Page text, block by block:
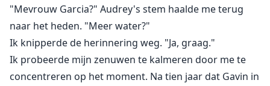
"Mevrouw Garcia?" Audrey's stem haalde me terug
naar het heden. "Meer water?"
Ik knipperde de herinnering weg. "Ja, graag."
Ik probeerde mijn zenuwen te kalmeren door me te
concentreren op het moment. Na tien jaar dat Gavin in